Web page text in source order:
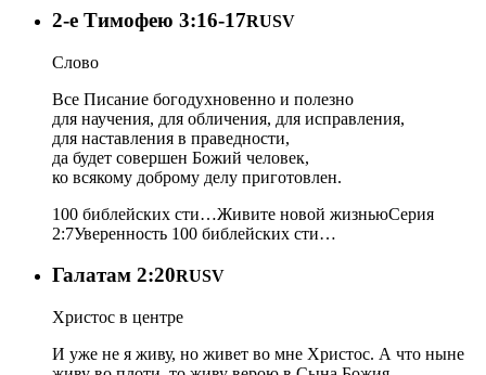
2-e Тимофею 3:16-17RUSV
Слово
Все Писание богодухновенно и полезно
для научения, для обличения, для исправления,
для наставления в праведности,
да будет совершен Божий человек,
ко всякому доброму делу приготовлен.
100 библейских сти…Живите новой жизньюСерия
2:7Уверенность 100 библейских сти…
Галатам 2:20RUSV
Христос в центре
И уже не я живу, но живет во мне Христос. А что ныне